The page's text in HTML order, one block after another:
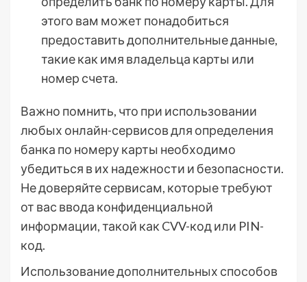
этого вам может понадобиться
предоставить дополнительные данные,
такие как имя владельца карты или
номер счета.
Важно помнить, что при использовании
любых онлайн-сервисов для определения
банка по номеру карты необходимо
убедиться в их надежности и безопасности.
Не доверяйте сервисам, которые требуют
от вас ввода конфиденциальной
информации, такой как CVV-код или PIN-
код.
Использование дополнительных способов